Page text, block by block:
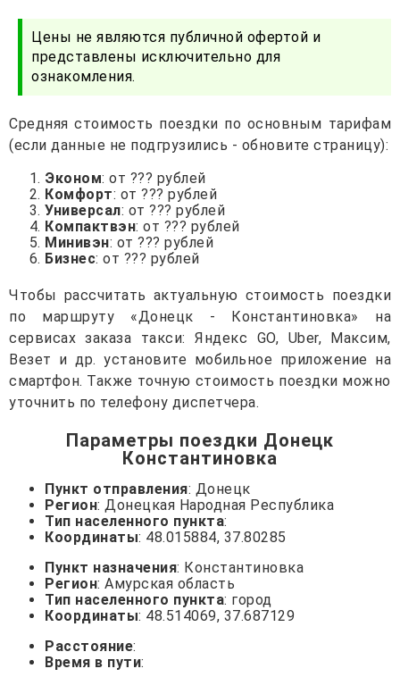
Цены не являются публичной офертой и
представлены исключительно для
ознакомления.
Средняя стоимость поездки по основным тарифам
(если данные не подгрузились - обновите страницу):
Эконом: от ??? рублей
Комфорт: от ??? рублей
Универсал: от ??? рублей
Компактвэн: от ??? рублей
Минивэн: от ??? рублей
Бизнес: от ??? рублей
Чтобы рассчитать актуальную стоимость поездки
по маршруту «Донецк - Константиновка» на
сервисах заказа такси: Яндекс GO, Uber, Максим,
Везет и др. установите мобильное приложение на
смартфон. Также точную стоимость поездки можно
уточнить по телефону диспетчера.
Параметры поездки Донецк
Константиновка
Пункт отправления: Донецк
Регион: Донецкая Народная Республика
Тип населенного пункта:
Координаты: 48.015884, 37.80285
Пункт назначения: Константиновка
Регион: Амурская область
Тип населенного пункта: город
Координаты: 48.514069, 37.687129
Расстояние:
Время в пути: